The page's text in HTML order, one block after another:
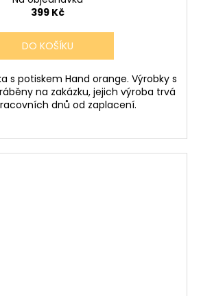
399 Kč
DO KOŠÍKU
s potiskem Hand orange. Výrobky s
na zakázku, jejich výroba trvá
dnů od zaplacení.